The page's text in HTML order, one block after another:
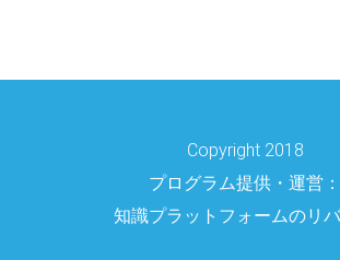
Copyright 2018
プログラム提供・運営：
知識プラットフォームのリ